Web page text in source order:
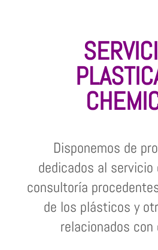
Disponemos de
dedicados al
consultoría
de los plásticos y
relacionados con